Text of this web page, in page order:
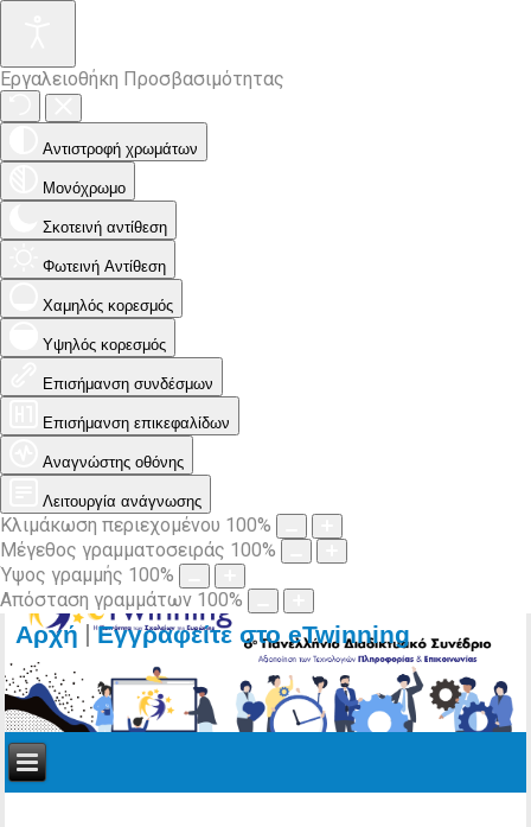
Εργαλειοθήκη Προσβασιμότητας
Αντιστροφή χρωμάτων
Μονόχρωμο
Σκοτεινή αντίθεση
Φωτεινή Αντίθεση
Χαμηλός κορεσμός
Υψηλός κορεσμός
Επισήμανση συνδέσμων
Επισήμανση επικεφαλίδων
Αναγνώστης οθόνης
Λειτουργία ανάγνωσης
Κλιμάκωση περιεχομένου 100%
Μέγεθος γραμματοσειράς 100%
Ύψος γραμμής 100%
Απόσταση γραμμάτων 100%
Αρχή|Εγγραφείτε στο eTwinning